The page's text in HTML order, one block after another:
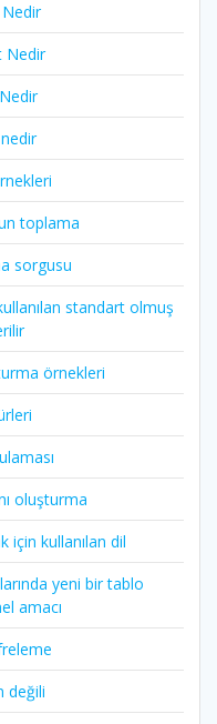
Nedir
toplama
sorgusu
standart olmuş
örnekleri
oluşturma
için kullanılan dil
yeni bir tablo
amacı
değili